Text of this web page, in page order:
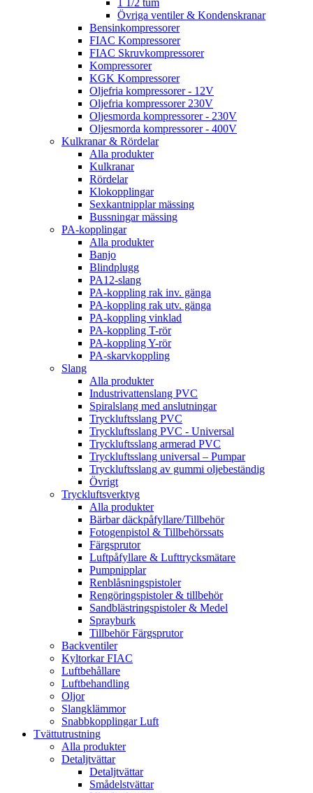
1 1/2 tum
Övriga ventiler & Kondenskranar
Bensinkompressorer
FIAC Kompressorer
FIAC Skruvkompressorer
Kompressorer
KGK Kompressorer
Oljefria kompressorer - 12V
Oljefria kompressorer 230V
Oljesmorda kompressorer - 230V
Oljesmorda kompressorer - 400V
Kulkranar & Rördelar
Alla produkter
Kulkranar
Rördelar
Klokopplingar
Sexkantnipplar mässing
Bussningar mässing
PA-kopplingar
Alla produkter
Banjo
Blindplugg
PA12-slang
PA-koppling rak inv. gänga
PA-koppling rak utv. gänga
PA-koppling vinklad
PA-koppling T-rör
PA-koppling Y-rör
PA-skarvkoppling
Slang
Alla produkter
Industrivattenslang PVC
Spiralslang med anslutningar
Tryckluftsslang PVC
Tryckluftsslang PVC - Universal
Tryckluftsslang armerad PVC
Tryckluftsslang universal – Pumpar
Tryckluftsslang av gummi oljebeständig
Övrigt
Tryckluftsverktyg
Alla produkter
Bärbar däckpåfyllare/Tillbehör
Fotogenpistol & Tillbehörssats
Färgsprutor
Luftpåfyllare & Lufttrycksmätare
Pumpnipplar
Renblåsningspistoler
Rengöringspistoler & tillbehör
Sandblästringspistoler & Medel
Sprayburk
Tillbehör Färgsprutor
Backventiler
Kyltorkar FIAC
Luftbehållare
Luftbehandling
Oljor
Slangklämmor
Snabbkopplingar Luft
Tvättutrustning
Alla produkter
Detaljtvättar
Detaljtvättar
Smådelstvättar